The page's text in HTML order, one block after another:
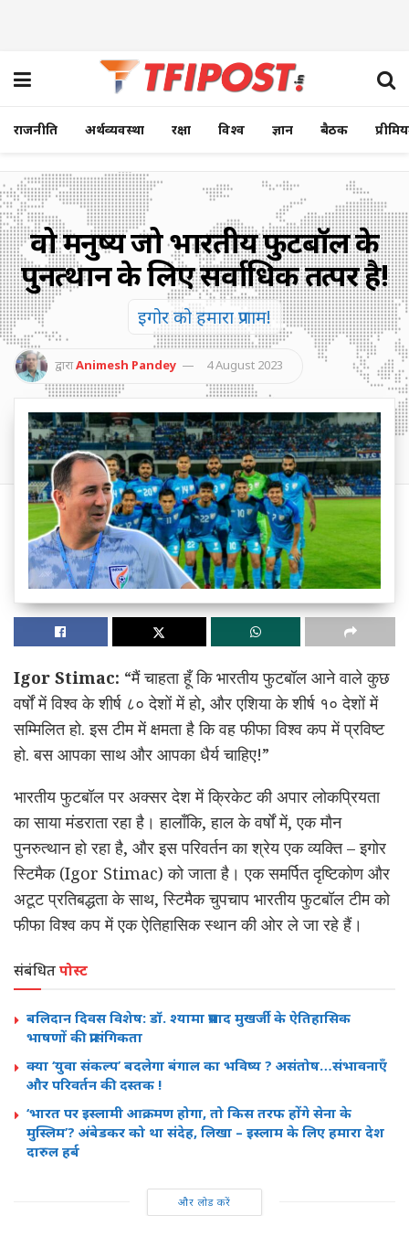
राजनीति अर्थव्यवस्था रक्षा विश्व ज्ञान बैठक
वो मनुष्य जो भारतीय फुटबॉल के
पुनरुत्थान के लिए सर्वाधिक तत्पर है!
इगोर को हमारा प्रणाम!
द्वाराAnimesh Pandey 4 August 2023
Igor Stimac: “मैं चाहता हूँ कि भारतीय फुटबॉल आने वाले कुछ
वर्षों में विश्व के शीर्ष ८० देशों में हो, और एशिया के शीर्ष १० देशों में
सम्मिलित हो. इस टीम में क्षमता है कि वह फीफा विश्व कप में प्रविष्ट
हो. बस आपका साथ और आपका धैर्य चाहिए!”
भारतीय फुटबॉल पर अक्सर देश में क्रिकेट की अपार लोकप्रियता
का साया मंडराता रहा है। हालाँकि, हाल के वर्षों में, एक मौन
पुनरुत्थान हो रहा है, और इस परिवर्तन का श्रेय एक व्यक्ति – इगोर
स्टिमैक (Igor Stimac) को जाता है। एक समर्पित दृष्टिकोण और
अटूट प्रतिबद्धता के साथ, स्टिमैक चुपचाप भारतीय फुटबॉल टीम को
फीफा विश्व कप में एक ऐतिहासिक स्थान की ओर ले जा रहे हैं।
संबंधितपोस्ट
बलिदान दिवस विशेष: डॉ. श्यामा प्रसाद मुखर्जी के ऐतिहासिक
भाषणों की प्रासंगिकता
क्या ‘युवा संकल्प’ बदलेगा बंगाल का भविष्य ? असंतोष…संभावनाएँ
और परिवर्तन की दस्तक !
‘भारत पर इस्लामी आक्रमण होगा, तो किस तरफ होंगे सेना के
मुस्लिम’? अंबेडकर को था संदेह, लिखा – इस्लाम के लिए हमारा देश
दारुल हर्ब
और लोड करें